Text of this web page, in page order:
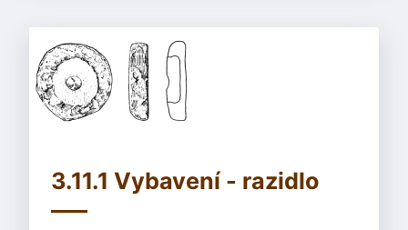
3.11.1 Vybavení - razidlo